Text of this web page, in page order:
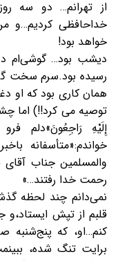
از تهرانم… دو سه
خداحافظی کردیم…و
خواهد بود!
دیشب بود… گوشی‌ام
رسیده بود.سرم سخت
همان كارى بود كه او
توصيه مى كرد!!) اما
إِلَیْهِ رَاجِعُونَ»دلم
خواندم:«متأسفانه
والمسلمین جناب آقای
رحمت خدا رفتند…»
نمی‌دانم چند لحظه
قلبم از تپش ایستاد،و
کنم…او، که پنج‌شنبه
برایت تنگ شده،